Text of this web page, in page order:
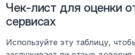
Чек-лист для оценки
сервисах
Используйте эту таблицу,